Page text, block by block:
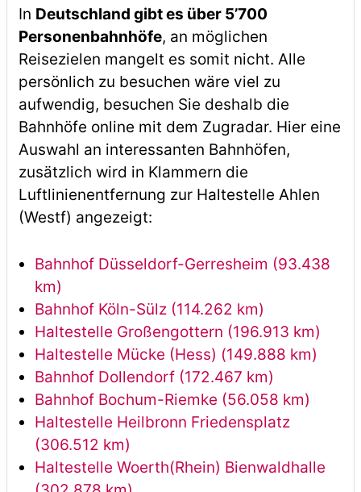
In Deutschland gibt es über 5’700
Personenbahnhöfe, an möglichen
Reisezielen mangelt es somit nicht. Alle
persönlich zu besuchen wäre viel zu
aufwendig, besuchen Sie deshalb die
Bahnhöfe online mit dem Zugradar. Hier eine
Auswahl an interessanten Bahnhöfen,
zusätzlich wird in Klammern die
Luftlinienentfernung zur Haltestelle Ahlen
(Westf) angezeigt:
Bahnhof Düsseldorf-Gerresheim (93.438
km)
Bahnhof Köln-Sülz (114.262 km)
Haltestelle Großengottern (196.913 km)
Haltestelle Mücke (Hess) (149.888 km)
Bahnhof Dollendorf (172.467 km)
Bahnhof Bochum-Riemke (56.058 km)
Haltestelle Heilbronn Friedensplatz
(306.512 km)
Haltestelle Woerth(Rhein) Bienwaldhalle